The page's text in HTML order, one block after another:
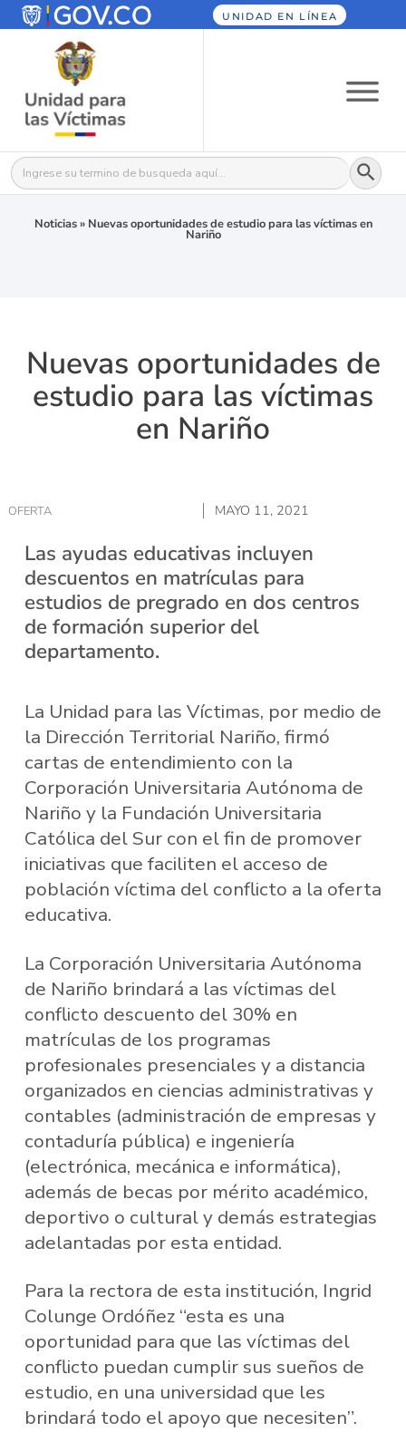
UNIDAD EN LÍNEA
Buscar: Botón
Noticias» Nuevas oportunidades de estudio para las víctimas en
Nariño
Nuevas oportunidades de
estudio para las víctimas
en Nariño
OFERTA MAYO 11, 2021
Las ayudas educativas incluyen
descuentos en matrículas para
estudios de pregrado en dos centros
de formación superior del
departamento.
La Unidad para las Víctimas, por medio de
la Dirección Territorial Nariño, firmó
cartas de entendimiento con la
Corporación Universitaria Autónoma de
Nariño y la Fundación Universitaria
Católica del Sur con el fin de promover
iniciativas que faciliten el acceso de
población víctima del conflicto a la oferta
educativa.
La Corporación Universitaria Autónoma
de Nariño brindará a las víctimas del
conflicto descuento del 30% en
matrículas de los programas
profesionales presenciales y a distancia
organizados en ciencias administrativas y
contables (administración de empresas y
contaduría pública) e ingeniería
(electrónica, mecánica e informática),
además de becas por mérito académico,
deportivo o cultural y demás estrategias
adelantadas por esta entidad.
Para la rectora de esta institución, Ingrid
Colunge Ordóñez “esta es una
oportunidad para que las víctimas del
conflicto puedan cumplir sus sueños de
estudio, en una universidad que les
brindará todo el apoyo que necesiten”.